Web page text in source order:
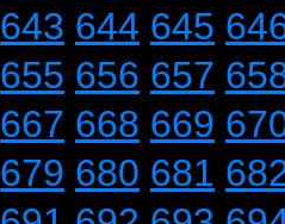
643 644 645
655 656 657
667 668 669
679 680 681